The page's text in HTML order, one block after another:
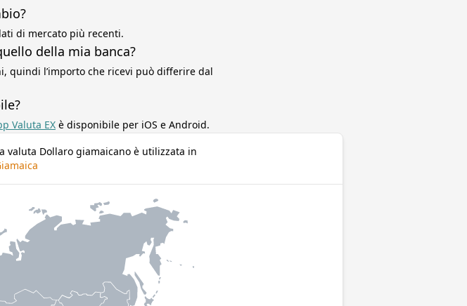
di mercato più recenti.
della mia banca?
quindi l’importo che ricevi può differire dal
Valuta EX è disponibile per iOS e Android.
valuta Dollaro giamaicano è utilizzata in